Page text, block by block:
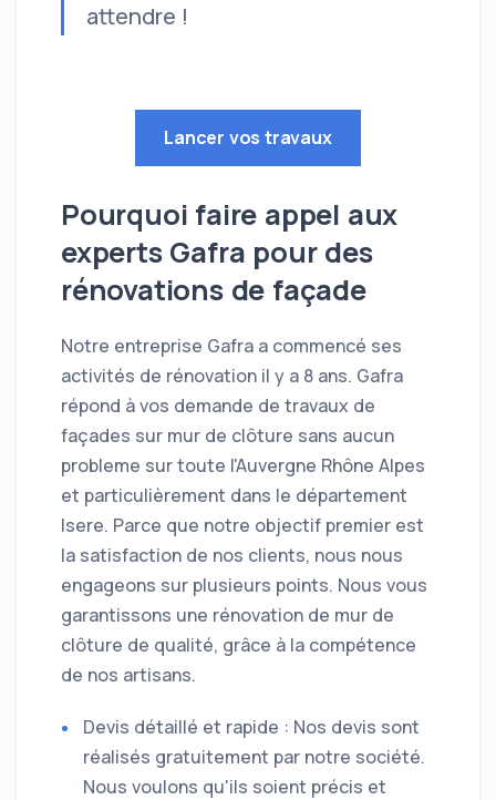
attendre !
Lancer vos travaux
Pourquoi faire appel aux
experts Gafra pour des
rénovations de façade
Notre entreprise Gafra a commencé ses
activités de rénovation il y a 8 ans. Gafra
répond à vos demande de travaux de
façades sur mur de clôture sans aucun
probleme sur toute l'Auvergne Rhône Alpes
et particulièrement dans le département
Isere. Parce que notre objectif premier est
la satisfaction de nos clients, nous nous
engageons sur plusieurs points. Nous vous
garantissons une rénovation de mur de
clôture de qualité, grâce à la compétence
de nos artisans.
Devis détaillé et rapide : Nos devis sont
réalisés gratuitement par notre société.
Nous voulons qu'ils soient précis et